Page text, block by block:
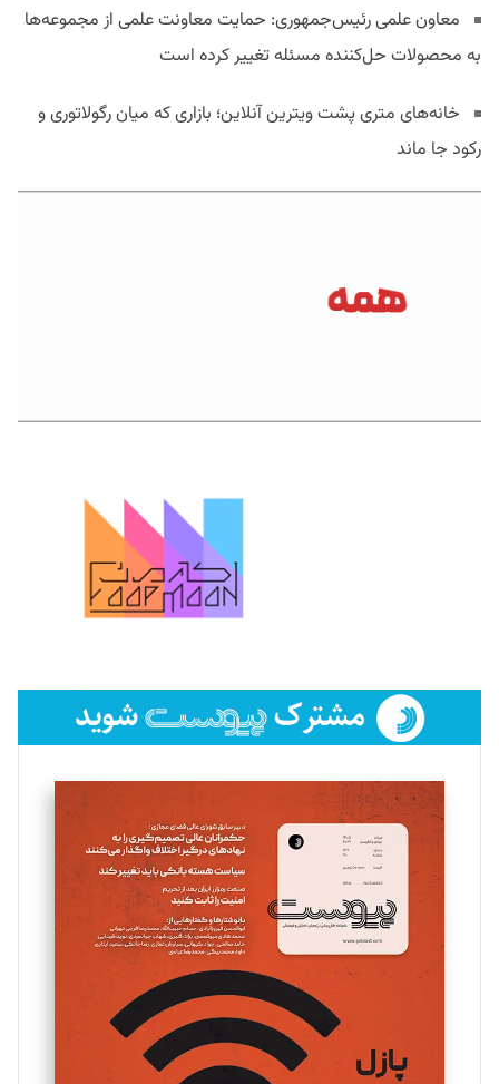
معاون علمی رئیس‌جمهوری: حمایت معاونت علمی از مجموعه‌ها
به محصولات حل‌کننده مسئله تغییر کرده است
خانه‌های متری پشت ویترین آنلاین؛ بازاری که میان رگولاتوری و
رکود جا ماند